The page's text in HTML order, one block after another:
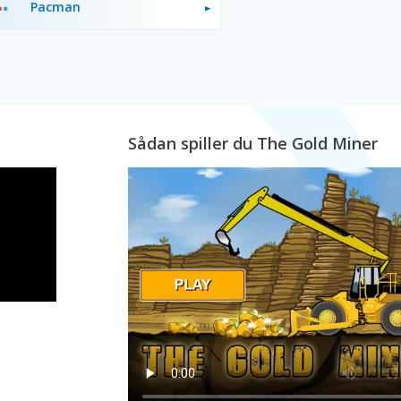
Pacman
Sådan spiller du The Gold Miner